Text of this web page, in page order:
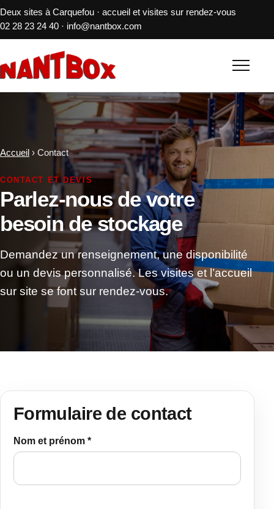
Deux sites à Carquefou · accueil et visites sur rendez-vous
02 28 23 24 40 · info@nantbox.com
Accueil › Contact
CONTACT ET DEVIS
Parlez-nous de votre
besoin de stockage
Demandez un renseignement, une disponibilité
ou un devis personnalisé. Les visites et l’accueil
sur site se font sur rendez-vous.
Formulaire de contact
Nom et prénom *